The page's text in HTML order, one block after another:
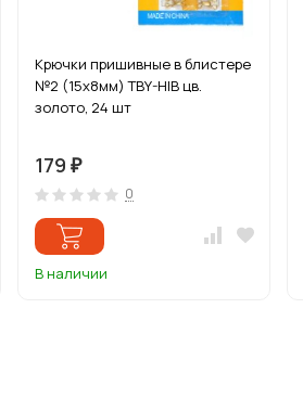
Крючки пришивные в блистере
№2 (15х8мм) TBY-HIB цв.
золото, 24 шт
179 ₽
0
В наличии